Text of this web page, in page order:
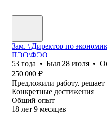
Зам. \ Директор по
ПЭО\ФЭО
53 года • Был 28 июля •
250 000 ₽
Предложили работу, решает
Конкретные достижения
Общий опыт
18 лет 9 месяцев